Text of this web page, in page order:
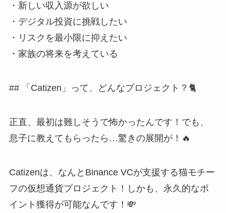
・新しい収入源が欲しい
・デジタル投資に挑戦したい
・リスクを最小限に抑えたい
・家族の将来を考えている
## 「Catizen」って、どんなプロジェクト？🐈
正直、最初は難しそうで怖かったんです！でも、
息子に教えてもらったら…驚きの展開が！🔥
Catizenは、なんとBinance VCが支援する猫モチー
フの仮想通貨プロジェクト！しかも、永久的なポ
イント獲得が可能なんです！💸